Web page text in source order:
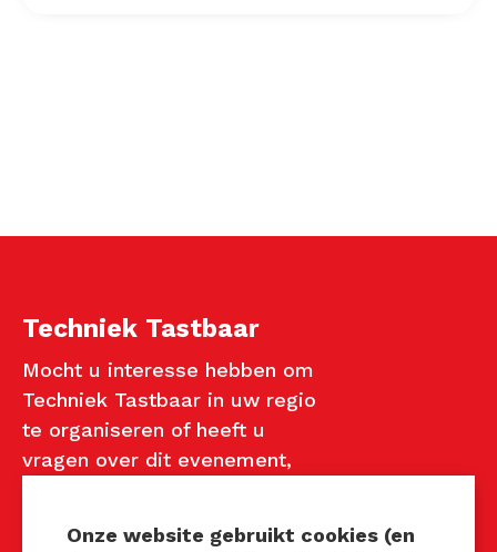
Techniek Tastbaar
Mocht u interesse hebben om
Techniek Tastbaar in uw regio
te organiseren of heeft u
vragen over dit evenement,
Onze website gebruikt cookies (en